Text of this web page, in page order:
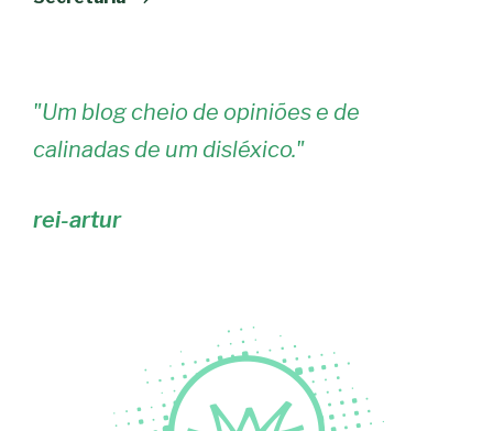
"Um blog cheio de opiniões e de
calinadas de um disléxico."
rei-artur